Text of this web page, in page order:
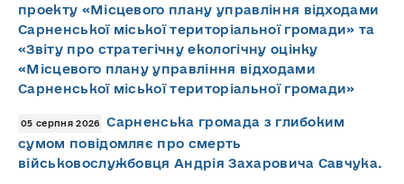
проекту «Місцевого плану управління відходами
Сарненської міської територіальної громади» та
«Звіту про стратегічну екологічну оцінку
«Місцевого плану управління відходами
Сарненської міської територіальної громади»
05 серпня 2026
Сарненська громада з глибоким
сумом повідомляє про смерть
військовослужбовця Андрія Захаровича Савчука.